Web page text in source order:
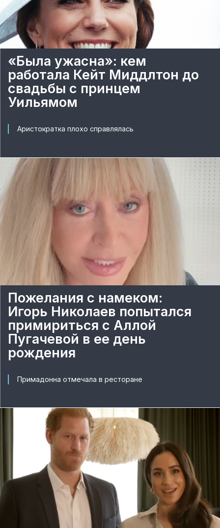
«Была ужасна»: кем
работала Кейт Миддлтон до
свадьбы с принцем
Уильямом
Аристократка плохо справлялась
Пожелания с намеком:
Игорь Николаев попытался
примириться с Аллой
Пугачевой в ее день
рождения
Примадонна отмечала в ресторане